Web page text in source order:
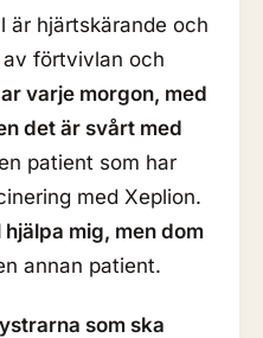
är hjärtskärande och
förtvivlan och
varje morgon, med
det är svårt med
patient som har
med Xeplion.
mig, men dom
annan patient.
som ska